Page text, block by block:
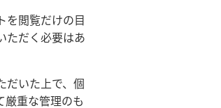
会員メニュー
ログイン
を閲覧だけの目
ただく必要はあ
だいた上で、個
厳重な管理のも